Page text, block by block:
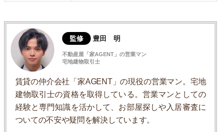
監修 豊田 明
不動産屋「家AGENT」の営業マン
宅地建物取引士
賃貸の仲介会社「家AGENT」の現役の営業マン。宅地
建物取引士の資格を取得している。営業マンとしての
経験と専門知識を活かして、お部屋探しや入居審査に
ついての不安や疑問を解決しています。